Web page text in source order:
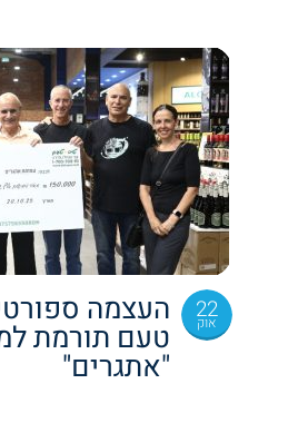
22
אוק העצמה
טעם תורמת
"אתגרים"